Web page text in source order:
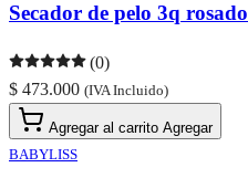
Secador de pelo 3q
(0)
$ 473.000 (IVA Incluido)
Agregar al carrito Agregar
BABYLISS